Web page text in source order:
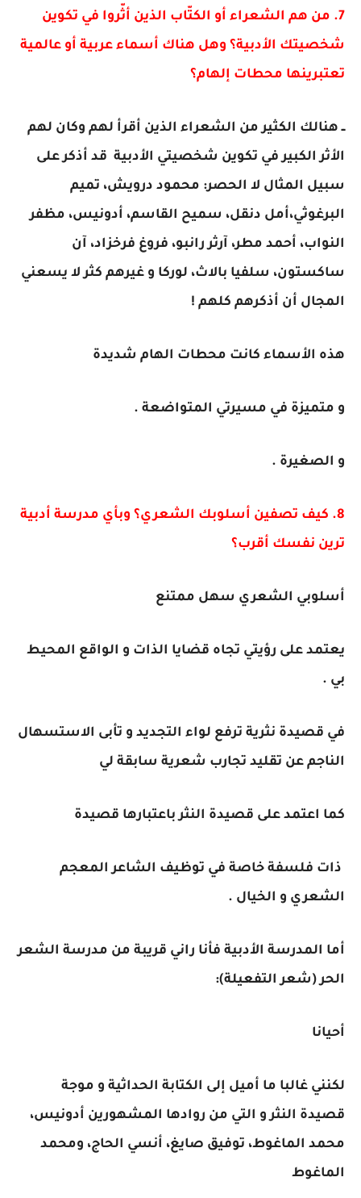
7. من هم الشعراء أو الكتّاب الذين أثّروا في تكوين
شخصيتك الأدبية؟ وهل هناك أسماء عربية أو عالمية
تعتبرينها محطات إلهام؟
ــ هنالك الكثير من الشعراء الذين أقرأ لهم وكان لهم
الأثر الكبير في تكوين شخصيتي الأدبية قد أذكر على
سبيل المثال لا الحصر: محمود درويش، تميم
البرغوثي،أمل دنقل، سميح القاسم، أدونيس، مظفر
النواب، أحمد مطر، آرثر رانبو، فروغ فرخزاد، آن
ساكستون، سلفيا بالاث، لوركا و غيرهم كثر لا يسعني
المجال أن أذكرهم كلهم !
هذه الأسماء كانت محطات الهام شديدة
و متميزة في مسيرتي المتواضعة .
و الصغيرة .
8. كيف تصفين أسلوبك الشعري؟ وبأي مدرسة أدبية
ترين نفسك أقرب؟
أسلوبي الشعري سهل ممتنع
يعتمد على رؤيتي تجاه قضايا الذات و الواقع المحيط
بي .
في قصيدة نثرية ترفع لواء التجديد و تأبى الاستسهال
الناجم عن تقليد تجارب شعرية سابقة لي
كما اعتمد على قصيدة النثر باعتبارها قصيدة
ذات فلسفة خاصة في توظيف الشاعر المعجم
الشعري و الخيال .
أما المدرسة الأدبية فأنا راني قريبة من مدرسة الشعر
الحر (شعر التفعيلة):
أحيانا
لكنني غالبا ما أميل إلى الكتابة الحداثية و موجة
قصيدة النثر و التي من روادها المشهورين أدونيس،
محمد الماغوط، توفيق صايغ، أنسي الحاج، ومحمد
الماغوط